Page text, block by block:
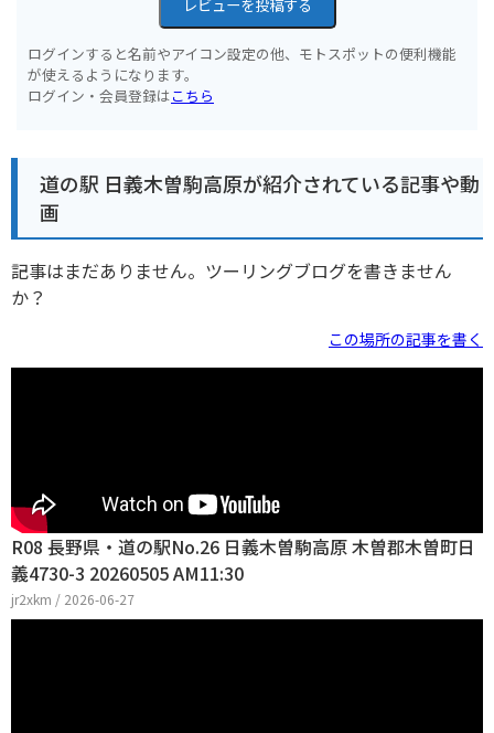
レビューを投稿する
ログインすると名前やアイコン設定の他、モトスポットの便利機能
が使えるようになります。
ログイン・会員登録はこちら
道の駅 日義木曽駒高原が紹介されている記事や動
画
記事はまだありません。ツーリングブログを書きません
か？
この場所の記事を書く
R08 長野県・道の駅No.26 日義木曽駒高原 木曽郡木曽町日
義4730-3 20260505 AM11:30
jr2xkm / 2026-06-27